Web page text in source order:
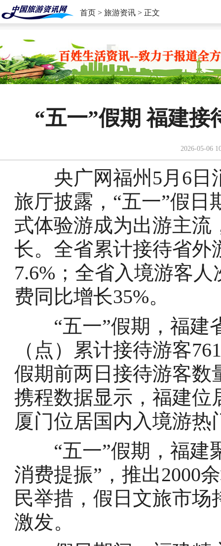
首页 > 旅游资讯 > 正文
“五一”假期 福建接
2026-05-06
央广网福州5月6日
旅厅披露，“五一”假
式体验游成为出游主流
长。全省累计接待省外
7.6%；全省入境游客
费同比增长35%。
“五一”假期，福建
（点）累计接待游客
假期前两日接待游客数
携程数据显示，福建位
厦门位居国内入境游
“五一”假期，福建
消费提振”，推出2000
民举措，假日文旅市
激发。